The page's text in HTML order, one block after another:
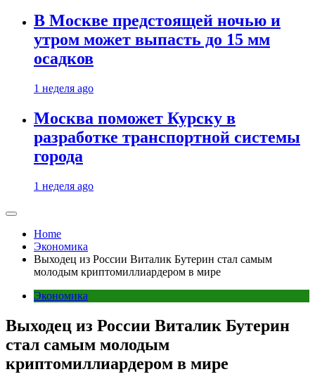
В Москве предстоящей ночью и
утром может выпасть до 15 мм
осадков
1 неделя ago
Москва поможет Курску в
разработке транспортной системы
города
1 неделя ago
Home
Экономика
Выходец из России Виталик Бутерин стал самым
молодым криптомиллиардером в мире
Экономика
Выходец из России Виталик Бутерин
стал самым молодым
криптомиллиардером в мире